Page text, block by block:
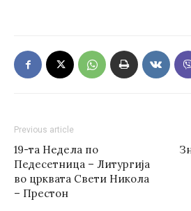
Previous article
19-та Недела по
Педесетница – Литургија
во црквата Свети Никола
– Престон